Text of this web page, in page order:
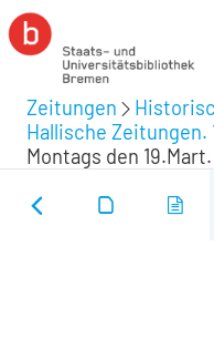
Zeitungen
Hallische Zeitungen.
Montags den 19.Mart.